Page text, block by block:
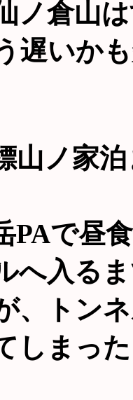
ノ倉山
遅いか
ノ家
で昼
へ入る
、トン
しまっ